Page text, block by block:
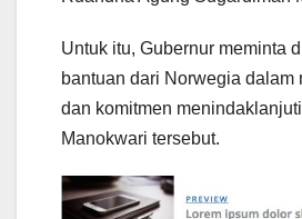
Untuk itu, Gubernur meminta
bantuan dari Norwegia dalam
dan komitmen
Manokwari tersebut.